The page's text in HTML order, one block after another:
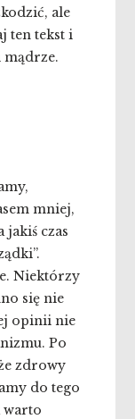
ale
ten tekst i
mądrze.
mniej,
jakiś czas
Niektórzy
się nie
opinii nie
Po
zdrowy
do tego
warto